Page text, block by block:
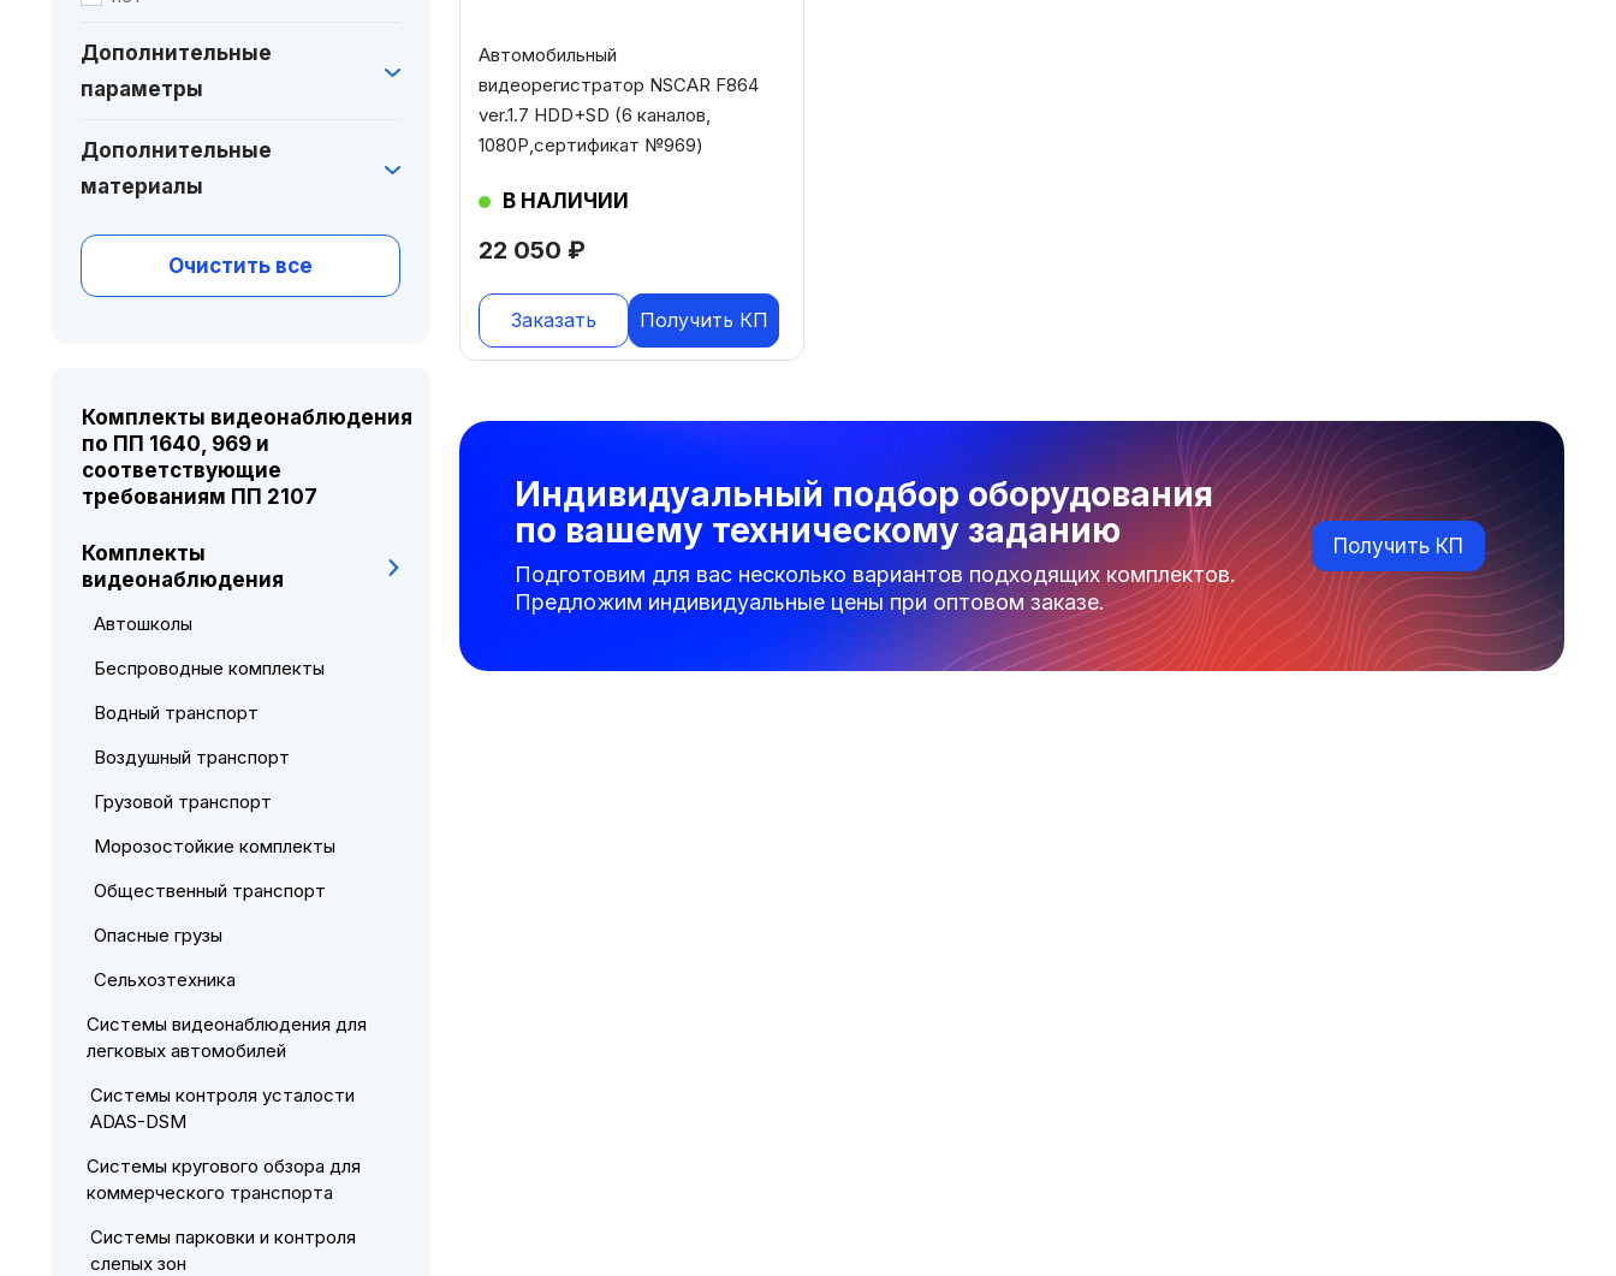
22 050 ₽
Автомобильный
видеорегистратор NSCAR F864
ver.1.7 HDD+SD (6 каналов,
1080Р,сертификат №969)
В НАЛИЧИИ
Заказать Получить КП
Индивидуальный подбор оборудования
по вашему техническому заданию
Подготовим для вас несколько вариантов подходящих комплектов.
Предложим индивидуальные цены при оптовом заказе.
Получить КП
Дополнительные
параметры
Дополнительные
материалы
Очистить все
Комплекты видеонаблюдения
по ПП 1640, 969 и
соответствующие
требованиям ПП 2107
Комплекты
видеонаблюдения
Автошколы
Беспроводные комплекты
Водный транспорт
Воздушный транспорт
Грузовой транспорт
Морозостойкие комплекты
Общественный транспорт
Опасные грузы
Сельхозтехника
Системы видеонаблюдения для
легковых автомобилей
Системы контроля усталости
ADAS-DSM
Системы кругового обзора для
коммерческого транспорта
Системы парковки и контроля
слепых зон